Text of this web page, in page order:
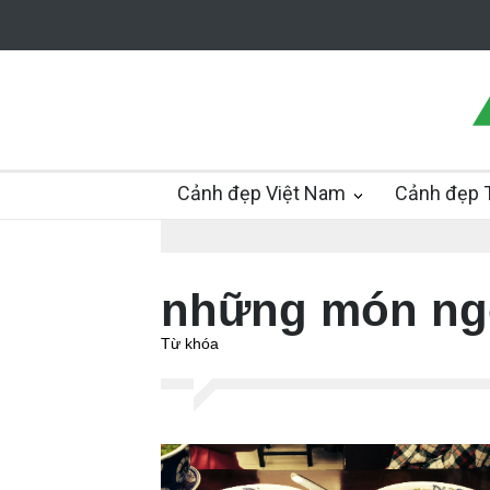
Cảnh đẹp Việt Nam Cảnh đẹp
những món
Từ khóa